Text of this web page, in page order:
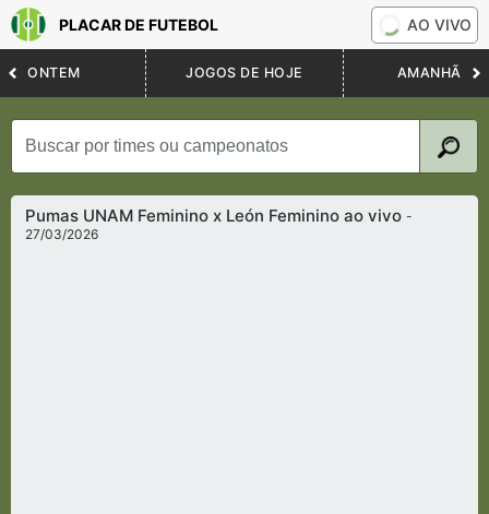
PLACAR DE FUTEBOL AO VIVO
ONTEM JOGOS DE HOJE AMANHÃ
Pumas UNAM Feminino x León Feminino ao vivo-
27/03/2026